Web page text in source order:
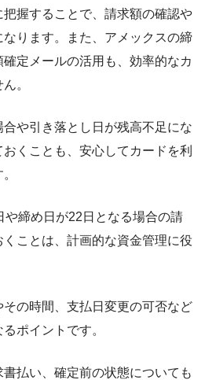
握することで、請求額の確認や
ります。また、アメックスの締
定メールの活用も、効率的なカ
。
や引き落とし日が残高不足にな
くことも、安心してカードを利
や締め日が22日となる場合の請
ことは、計画的な資金管理に役
の時間、支払日変更の可否など
ポイントです。
払い、確定前の状態についても